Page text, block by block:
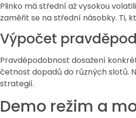
Plinko má střední až vysokou
zaměřit se na střední násobky. Ti,
Výpočet
Pravděpodobnost dosažení
četnost dopadů do různých slotů.
strategií.
Demo režim a